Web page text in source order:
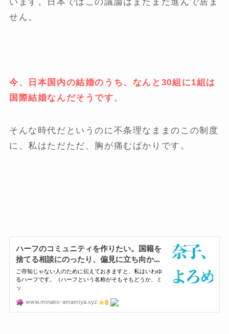
せん。
今、日本国内の結婚のうち、なんと30組に1組は
国際結婚なんだそうです。
そんな時代だというのに不条理なままのこの制度
に、私はただただ、胸が痛むばかりです。